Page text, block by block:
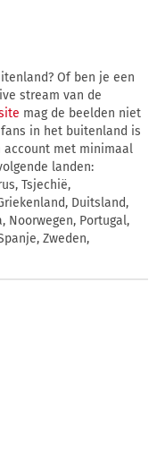
Of ben je een
stream van de
mag de beelden niet
in het buitenland is
account met minimaal
landen:
Tsjechië,
Duitsland,
Noorwegen, Portugal,
Zweden,